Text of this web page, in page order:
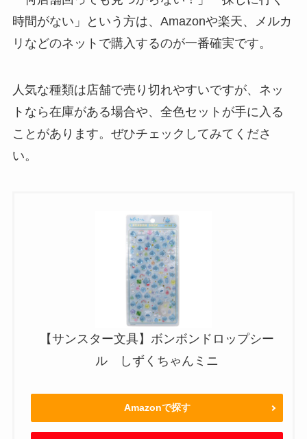
時間がない」という方は、Amazonや楽天、メルカ
リなどのネットで購入するのが一番確実です。
人気な種類は店舗で売り切れやすいですが、ネッ
トなら在庫がある場合や、全色セットが手に入る
ことがあります。ぜひチェックしてみてくださ
い。
【サンスター文具】ボンボンドロップシー
ル しずくちゃんミニ
Amazonで探す